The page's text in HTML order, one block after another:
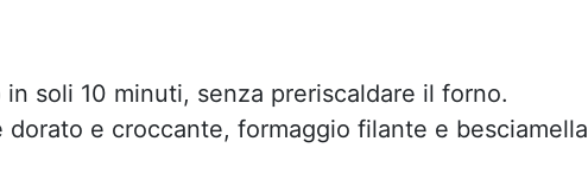
in soli 10 minuti, senza preriscaldare il forno.
dorato e croccante, formaggio filante e besciamella